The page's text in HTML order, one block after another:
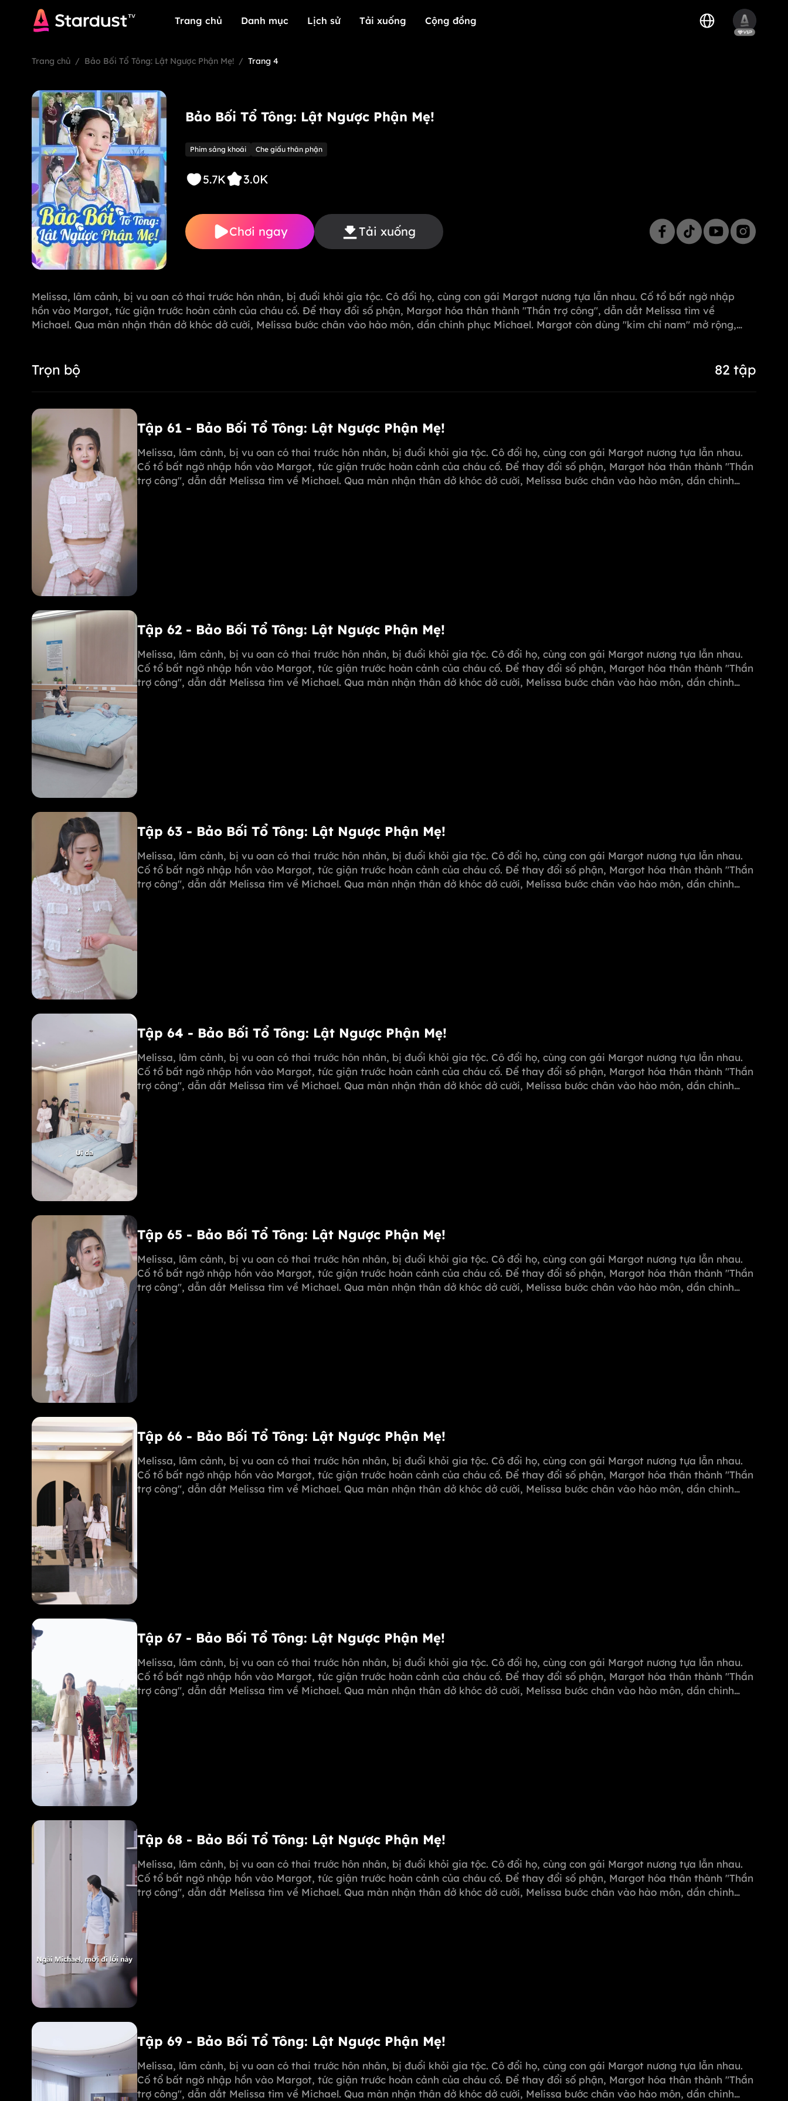
Trang chủ
Danh mục
Lịch sử
Tải xuống
Cộng đồng
Trang chủ / Bảo Bối Tổ Tông: Lật Ngược Phận Mẹ! / Trang 4
Bảo Bối Tổ Tông: Lật Ngược Phận Mẹ!
Phim sảng khoái Che giấu thân phận
5.7K 3.0K
Chơi ngay Tải xuống
Melissa, lâm cảnh, bị vu oan có thai trước hôn nhân, bị đuổi khỏi gia tộc. Cô đổi họ, cùng con gái Margot nương tựa lẫn nhau. Cố tổ bất ngờ nhập
hồn vào Margot, tức giận trước hoàn cảnh của cháu cố. Để thay đổi số phận, Margot hóa thân thành "Thần trợ công", dẫn dắt Melissa tìm về
Michael. Qua màn nhận thân dở khóc dở cười, Melissa bước chân vào hào môn, dần chinh phục Michael. Margot còn dùng "kim chỉ nam" mở rộng,
Trọn bộ 82 tập
Tập 61 - Bảo Bối Tổ Tông: Lật Ngược Phận Mẹ!
Melissa, lâm cảnh, bị vu oan có thai trước hôn nhân, bị đuổi khỏi gia tộc. Cô đổi họ, cùng con gái Margot nương tựa lẫn nhau.
Cố tổ bất ngờ nhập hồn vào Margot, tức giận trước hoàn cảnh của cháu cố. Để thay đổi số phận, Margot hóa thân thành "Thần
trợ công", dẫn dắt Melissa tìm về Michael. Qua màn nhận thân dở khóc dở cười, Melissa bước chân vào hào môn, dần chinh
Tập 62 - Bảo Bối Tổ Tông: Lật Ngược Phận Mẹ!
Melissa, lâm cảnh, bị vu oan có thai trước hôn nhân, bị đuổi khỏi gia tộc. Cô đổi họ, cùng con gái Margot nương tựa lẫn nhau.
Cố tổ bất ngờ nhập hồn vào Margot, tức giận trước hoàn cảnh của cháu cố. Để thay đổi số phận, Margot hóa thân thành "Thần
trợ công", dẫn dắt Melissa tìm về Michael. Qua màn nhận thân dở khóc dở cười, Melissa bước chân vào hào môn, dần chinh
phục Michael. Margot còn dùng "kim chỉ nam" mở rộng, giúp Melissa hóa giải mọi hiểm nguy từ Michael, quyết tâm vực dậy
mẹ mình!
Tập 63 - Bảo Bối Tổ Tông: Lật Ngược Phận Mẹ!
Melissa, lâm cảnh, bị vu oan có thai trước hôn nhân, bị đuổi khỏi gia tộc. Cô đổi họ, cùng con gái Margot nương tựa lẫn nhau.
Cố tổ bất ngờ nhập hồn vào Margot, tức giận trước hoàn cảnh của cháu cố. Để thay đổi số phận, Margot hóa thân thành "Thần
trợ công", dẫn dắt Melissa tìm về Michael. Qua màn nhận thân dở khóc dở cười, Melissa bước chân vào hào môn, dần chinh
mẹ mình!
Tập 64 - Bảo Bối Tổ Tông: Lật Ngược Phận Mẹ!
Melissa, lâm cảnh, bị vu oan có thai trước hôn nhân, bị đuổi khỏi gia tộc. Cô đổi họ, cùng con gái Margot nương tựa lẫn nhau.
Cố tổ bất ngờ nhập hồn vào Margot, tức giận trước hoàn cảnh của cháu cố. Để thay đổi số phận, Margot hóa thân thành "Thần
trợ công", dẫn dắt Melissa tìm về Michael. Qua màn nhận thân dở khóc dở cười, Melissa bước chân vào hào môn, dần chinh
mẹ mình!
Tập 65 - Bảo Bối Tổ Tông: Lật Ngược Phận Mẹ!
Melissa, lâm cảnh, bị vu oan có thai trước hôn nhân, bị đuổi khỏi gia tộc. Cô đổi họ, cùng con gái Margot nương tựa lẫn nhau.
Cố tổ bất ngờ nhập hồn vào Margot, tức giận trước hoàn cảnh của cháu cố. Để thay đổi số phận, Margot hóa thân thành "Thần
trợ công", dẫn dắt Melissa tìm về Michael. Qua màn nhận thân dở khóc dở cười, Melissa bước chân vào hào môn, dần chinh
mẹ mình!
Tập 66 - Bảo Bối Tổ Tông: Lật Ngược Phận Mẹ!
Melissa, lâm cảnh, bị vu oan có thai trước hôn nhân, bị đuổi khỏi gia tộc. Cô đổi họ, cùng con gái Margot nương tựa lẫn nhau.
Cố tổ bất ngờ nhập hồn vào Margot, tức giận trước hoàn cảnh của cháu cố. Để thay đổi số phận, Margot hóa thân thành "Thần
trợ công", dẫn dắt Melissa tìm về Michael. Qua màn nhận thân dở khóc dở cười, Melissa bước chân vào hào môn, dần chinh
Tập 67 - Bảo Bối Tổ Tông: Lật Ngược Phận Mẹ!
Melissa, lâm cảnh, bị vu oan có thai trước hôn nhân, bị đuổi khỏi gia tộc. Cô đổi họ, cùng con gái Margot nương tựa lẫn nhau.
Cố tổ bất ngờ nhập hồn vào Margot, tức giận trước hoàn cảnh của cháu cố. Để thay đổi số phận, Margot hóa thân thành "Thần
trợ công", dẫn dắt Melissa tìm về Michael. Qua màn nhận thân dở khóc dở cười, Melissa bước chân vào hào môn, dần chinh
phục Michael. Margot còn dùng "kim chỉ nam" mở rộng, giúp Melissa hóa giải mọi hiểm nguy từ Michael, quyết tâm vực dậy
mẹ mình!
Tập 68 - Bảo Bối Tổ Tông: Lật Ngược Phận Mẹ!
Melissa, lâm cảnh, bị vu oan có thai trước hôn nhân, bị đuổi khỏi gia tộc. Cô đổi họ, cùng con gái Margot nương tựa lẫn nhau.
Cố tổ bất ngờ nhập hồn vào Margot, tức giận trước hoàn cảnh của cháu cố. Để thay đổi số phận, Margot hóa thân thành "Thần
trợ công", dẫn dắt Melissa tìm về Michael. Qua màn nhận thân dở khóc dở cười, Melissa bước chân vào hào môn, dần chinh
mẹ mình!
Tập 69 - Bảo Bối Tổ Tông: Lật Ngược Phận Mẹ!
Melissa, lâm cảnh, bị vu oan có thai trước hôn nhân, bị đuổi khỏi gia tộc. Cô đổi họ, cùng con gái Margot nương tựa lẫn nhau.
Cố tổ bất ngờ nhập hồn vào Margot, tức giận trước hoàn cảnh của cháu cố. Để thay đổi số phận, Margot hóa thân thành "Thần
trợ công", dẫn dắt Melissa tìm về Michael. Qua màn nhận thân dở khóc dở cười, Melissa bước chân vào hào môn, dần chinh